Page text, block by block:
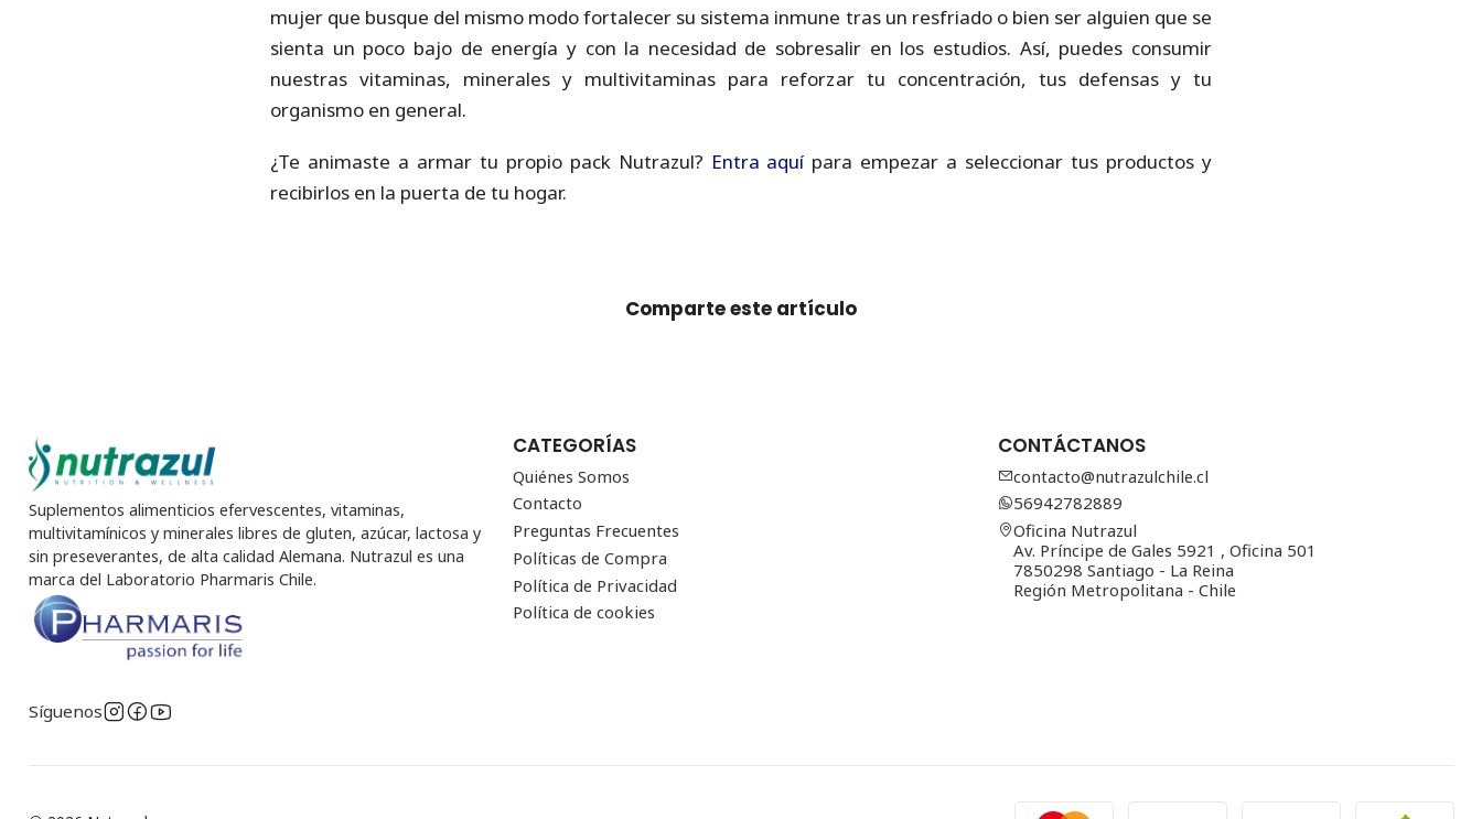
mujer que busque del mismo modo fortalecer su sistema inmune tras un resfriado o bien ser alguien que se
sienta un poco bajo de energía y con la necesidad de sobresalir en los estudios. Así, puedes consumir
nuestras vitaminas, minerales y multivitaminas para reforzar tu concentración, tus defensas y tu
organismo en general.
¿Te animaste a armar tu propio pack Nutrazul? Entra aquí para empezar a seleccionar tus productos y
recibirlos en la puerta de tu hogar.
Comparte este artículo
Suplementos alimenticios efervescentes, vitaminas,
multivitamínicos y minerales libres de gluten, azúcar, lactosa y
sin preseverantes, de alta calidad Alemana. Nutrazul es una
marca del Laboratorio Pharmaris Chile.
Síguenos
CATEGORÍAS
Quiénes Somos
Contacto
Preguntas Frecuentes
Políticas de Compra
Política de Privacidad
Política de cookies
CONTÁCTANOS
contacto@nutrazulchile.cl
56942782889
Oficina Nutrazul
Av. Príncipe de Gales 5921 , Oficina 501
7850298 Santiago - La Reina
Región Metropolitana - Chile